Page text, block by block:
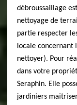
débroussaillage
nettoyage de
partie respecter
locale concernant
nettoyer). Pour
dans votre
Seraphin. Elle
jardiniers